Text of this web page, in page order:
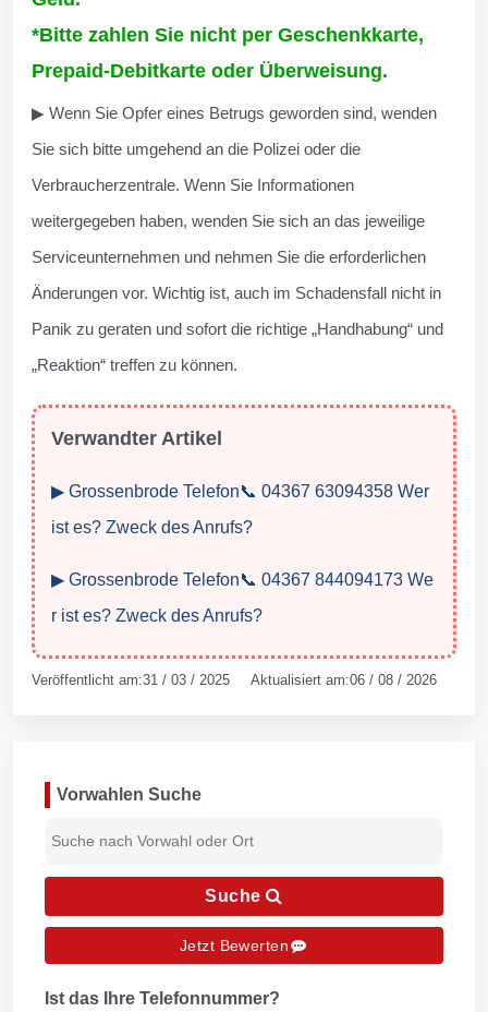
*Bitte zahlen Sie nicht per Geschenkkarte,
Prepaid-Debitkarte oder Überweisung.
▶ Wenn Sie Opfer eines Betrugs geworden sind, wenden
Sie sich bitte umgehend an die Polizei oder die
Verbraucherzentrale. Wenn Sie Informationen
weitergegeben haben, wenden Sie sich an das jeweilige
Serviceunternehmen und nehmen Sie die erforderlichen
Änderungen vor. Wichtig ist, auch im Schadensfall nicht in
Panik zu geraten und sofort die richtige „Handhabung“ und
„Reaktion“ treffen zu können.
Verwandter Artikel
▶ Grossenbrode Telefon📞 04367 63094358 Wer
ist es? Zweck des Anrufs?
▶ Grossenbrode Telefon📞 04367 844094173 We
r ist es? Zweck des Anrufs?
Veröffentlicht am:31 / 03 / 2025 Aktualisiert am:06 / 08 / 2026
Vorwahlen Suche
Suche
Jetzt Bewerten
Ist das Ihre Telefonnummer?